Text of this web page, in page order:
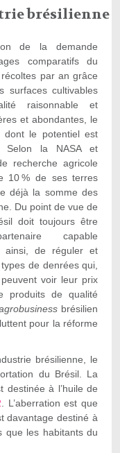
brésilienne
de la demande
comparatifs du
par an grâce
surfaces cultivables
raisonnable et
et abondantes, le
dont le potentiel est
Selon la NASA et
recherche agricole
10 % de ses terres
déjà la somme des
Du point de vue de
doit toujours être
capable
ainsi, de réguler et
de denrées qui,
voir leur prix
produits de qualité
brésilien
pour la réforme
brésilienne, le
du Brésil. La
destinée à l’huile de
. L’aberration est que
davantage destiné à
que les habitants du